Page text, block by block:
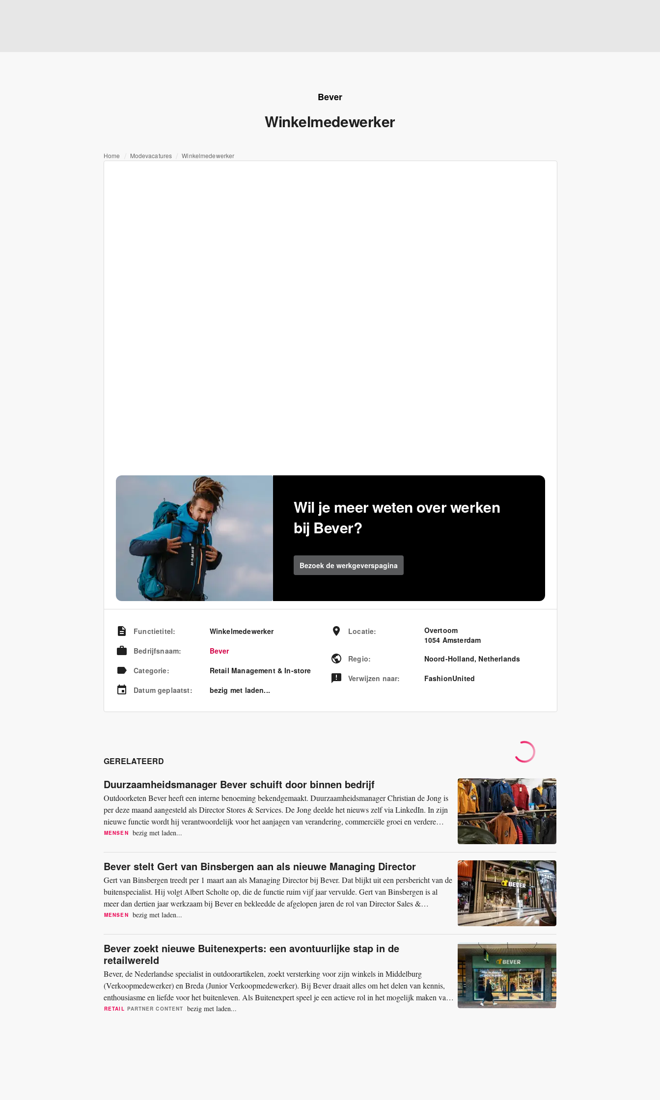
Bever
Winkelmedewerker
Home Modevacatures Winkelmedewerker
Wil je meer weten over werken
bij Bever?
Bezoek de werkgeverspagina
Functietitel:
Winkelmedewerker
Bedrijfsnaam:
Bever
Categorie:
Retail Management & In-store
Datum geplaatst: bezig met laden...
Locatie:
Overtoom
1054 Amsterdam
Regio: Noord-Holland, Netherlands
Verwijzen naar: FashionUnited
GERELATEERD
Duurzaamheidsmanager Bever schuift door binnen bedrijf
Outdoorketen Bever heeft een interne benoeming bekendgemaakt. Duurzaamheidsmanager Christian de Jong is
per deze maand aangesteld als Director Stores & Services. De Jong deelde het nieuws zelf via LinkedIn. In zijn
nieuwe functie wordt hij verantwoordelijk voor het aanjagen van verandering, commerciële groei en verdere
verduurzaming binnen de...
MENSEN bezig met laden...
Bever stelt Gert van Binsbergen aan als nieuwe Managing Director
Gert van Binsbergen treedt per 1 maart aan als Managing Director bij Bever. Dat blijkt uit een persbericht van de
buitenspecialist. Hij volgt Albert Scholte op, die de functie ruim vijf jaar vervulde. Gert van Binsbergen is al
meer dan dertien jaar werkzaam bij Bever en bekleedde de afgelopen jaren de rol van Director Sales &
Operations, zo...
MENSEN bezig met laden...
Bever zoekt nieuwe Buitenexperts: een avontuurlijke stap in de
retailwereld
Bever, de Nederlandse specialist in outdoorartikelen, zoekt versterking voor zijn winkels in Middelburg
(Verkoopmedewerker) en Breda (Junior Verkoopmedewerker). Bij Bever draait alles om het delen van kennis,
enthousiasme en liefde voor het buitenleven. Als Buitenexpert speel je een actieve rol in het mogelijk maken van
de avonturen van klanten,...
RETAIL PARTNER CONTENT bezig met laden...